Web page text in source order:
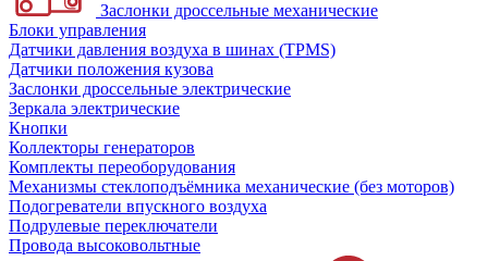
Заслонки дроссельные механические
Блоки управления
Датчики давления воздуха в шинах (TPMS)
Датчики положения кузова
Заслонки дроссельные электрические
Зеркала электрические
Кнопки
Коллекторы генераторов
Комплекты переоборудования
Механизмы стеклоподъёмника механические (без моторов)
Подогреватели впускного воздуха
Подрулевые переключатели
Провода высоковольтные